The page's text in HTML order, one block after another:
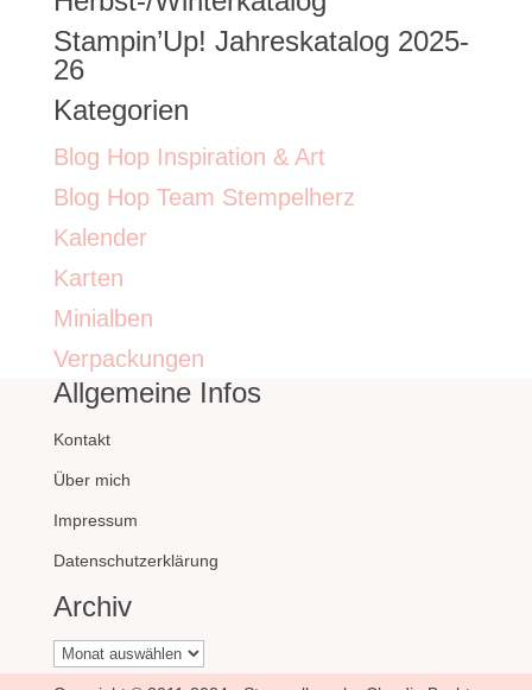
Stampin’Up! Jahreskatalog 2025-
26
Kategorien
Blog Hop Inspiration & Art
Blog Hop Team Stempelherz
Kalender
Karten
Minialben
Verpackungen
Allgemeine Infos
Kontakt
Über mich
Impressum
Datenschutzerklärung
Archiv
Archiv